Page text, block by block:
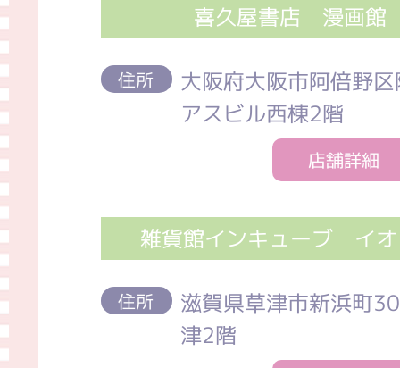
喜久屋書店 漫画館
住所
大阪府大阪市阿倍野
アスビル西棟2階
店舗詳細
雑貨館インキューブ イ
住所
滋賀県草津市新浜町
津2階